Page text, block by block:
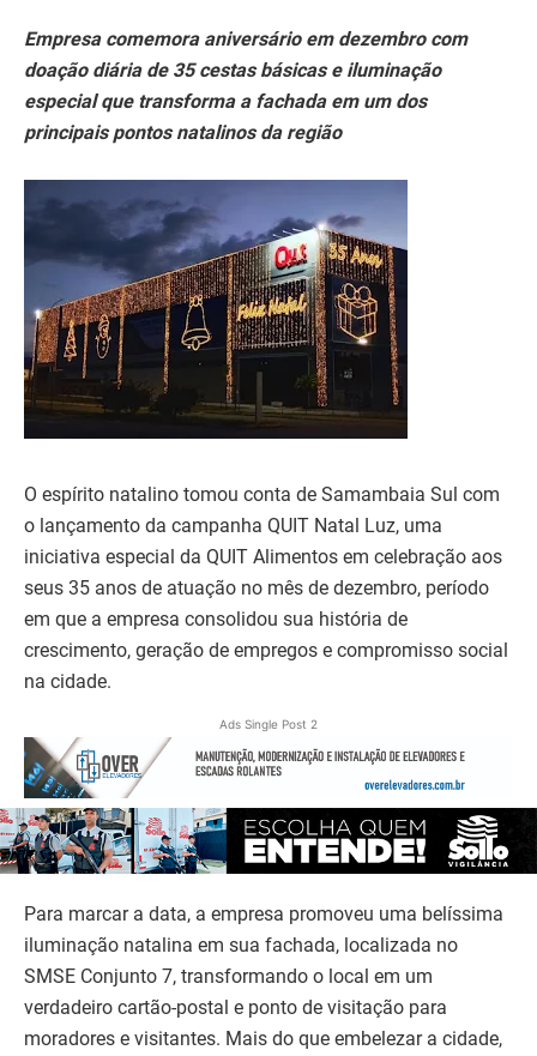
Empresa comemora aniversário em dezembro com
doação diária de 35 cestas básicas e iluminação
especial que transforma a fachada em um dos
principais pontos natalinos da região
O espírito natalino tomou conta de Samambaia Sul com
o lançamento da campanha QUIT Natal Luz, uma
iniciativa especial da QUIT Alimentos em celebração aos
seus 35 anos de atuação no mês de dezembro, período
em que a empresa consolidou sua história de
crescimento, geração de empregos e compromisso social
na cidade.
Ads Single Post 2
Para marcar a data, a empresa promoveu uma belíssima
iluminação natalina em sua fachada, localizada no
SMSE Conjunto 7, transformando o local em um
verdadeiro cartão-postal e ponto de visitação para
moradores e visitantes. Mais do que embelezar a cidade,